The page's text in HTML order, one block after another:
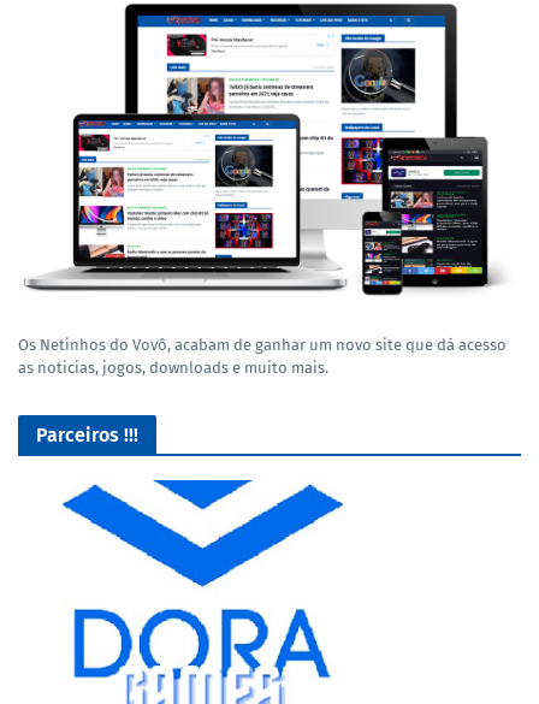
Os Netinhos do Vovô, acabam de ganhar um novo site que dá acesso
as noticias, jogos, downloads e muito mais.
Parceiros !!!
GROFR - Grupamento de Radio Os Feras da Rodagem